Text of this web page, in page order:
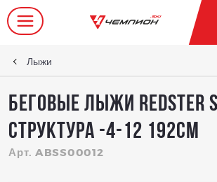
Лыжи
Беговые лыжи REDSTER
Структура -4-12 192см
Арт. ABSS00012